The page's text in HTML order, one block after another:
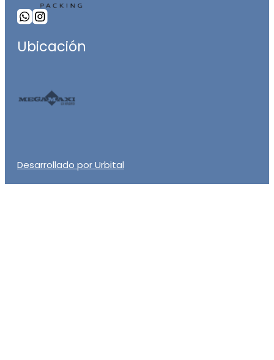
Ubicación
Desarrollado por Urbital